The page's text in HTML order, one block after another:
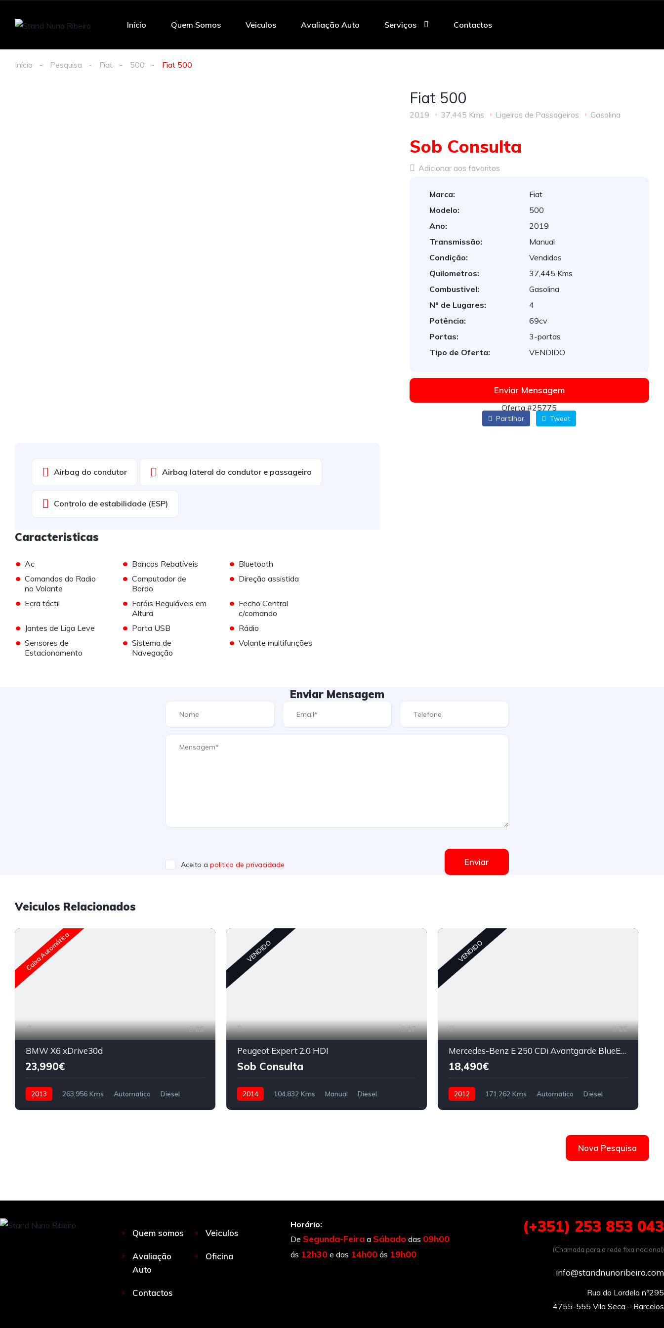
Início Quem Somos Veiculos Avaliação Auto Serviços Contactos
Início Pesquisa Fiat 500 Fiat 500
Airbag do condutor Airbag lateral do condutor e passageiro
Controlo de estabilidade (ESP)
Caracteristicas
• Ac • Bancos Rebatíveis • Bluetooth
• Comandos do Radio
no Volante
• Computador de
Bordo
• Direção assistida
• Ecrã táctil • Faróis Reguláveis em
Altura
• Fecho Central
c/comando
• Jantes de Liga Leve • Porta USB • Rádio
• Sensores de
Estacionamento
• Sistema de
Navegação
• Volante multifunções
Fiat 500
2019 37,445 Kms Ligeiros de Passageiros Gasolina
Sob Consulta
Adicionar aos favoritos
Marca:
Fiat
Modelo:
500
Ano:
2019
Transmissão:
Manual
Condição:
Vendidos
Quilometros:
37,445 Kms
Combustivel:
Gasolina
Nº de Lugares:
4
Potência:
69cv
Portas:
3-portas
Tipo de Oferta:
VENDIDO
Enviar Mensagem
Oferta #25775
Partilhar Tweet
Enviar Mensagem
Aceito a politica de privacidade Enviar
Veiculos Relacionados
Caixa Automática
29
BMW X6 xDrive30d
23,990€
2013 263,956 Kms Automatico Diesel
VENDIDO
17
Peugeot Expert 2.0 HDI
Sob Consulta
2014 104,832 Kms Manual Diesel
VENDIDO
25
Mercedes-Benz E 250 CDi Avantgarde BlueEfficiency Auto
18,490€
2012 171,262 Kms Automatico Diesel
Nova Pesquisa
Quem somos Veiculos
Avaliação
Auto
Oficina
Contactos
Horário:
De Segunda-Feiraa Sábado das 09h00
ás 12h30 e das 14h00 ás 19h00
(+351) 253 853 043
(Chamada para a rede fixa nacional)
info@standnunoribeiro.com
Rua do Lordelo nº295